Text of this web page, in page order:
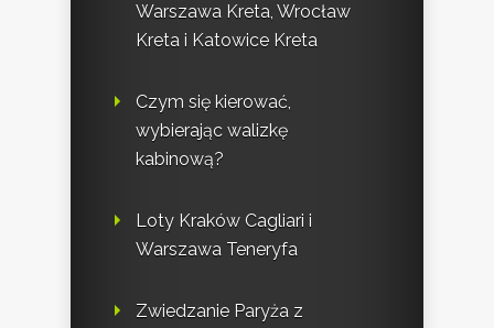
Warszawa Kreta, Wrocław
Kreta i Katowice Kreta
Czym się kierować,
wybierając walizkę
kabinową?
Loty Kraków Cagliari i
Warszawa Teneryfa
Zwiedzanie Paryża z